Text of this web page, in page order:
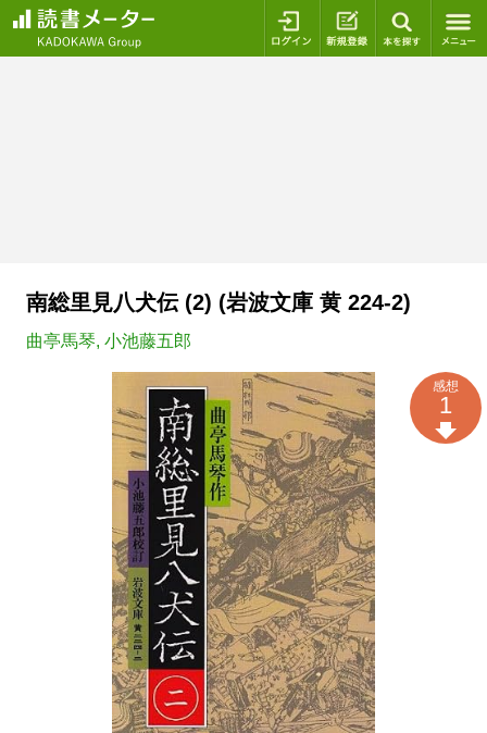
ログイン 新規登録
南総里見八犬伝 (2) (岩波文庫 黄 224-2)
曲亭馬琴, 小池藤五郎
感想
1